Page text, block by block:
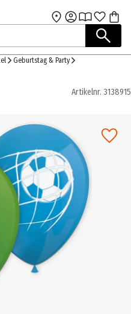
Zum Hauptinhalt
Geburtstag & Party
Artikelnr. 3138915